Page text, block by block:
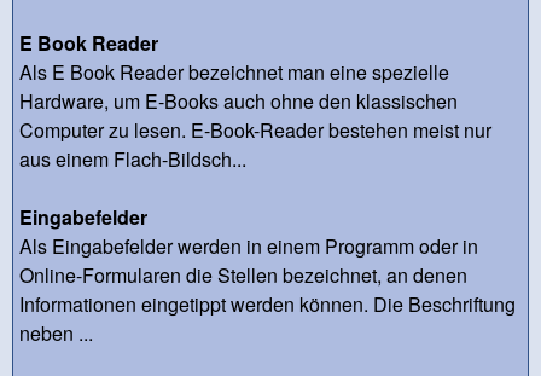
E Book Reader
Als E Book Reader bezeichnet man eine spezielle
Hardware, um E-Books auch ohne den klassischen
Computer zu lesen. E-Book-Reader bestehen meist nur
aus einem Flach-Bildsch...
Eingabefelder
Als Eingabefelder werden in einem Programm oder in
Online-Formularen die Stellen bezeichnet, an denen
Informationen eingetippt werden können. Die Beschriftung
neben ...